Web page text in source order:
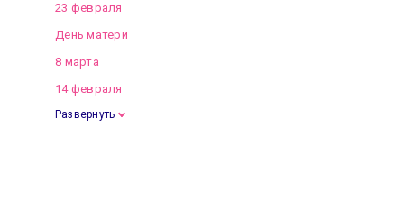
23 февраля
День матери
8 марта
14 февраля
Развернуть